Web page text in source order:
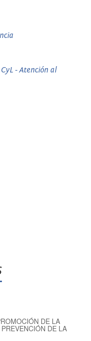
- Atención al
DE LA
DE LA